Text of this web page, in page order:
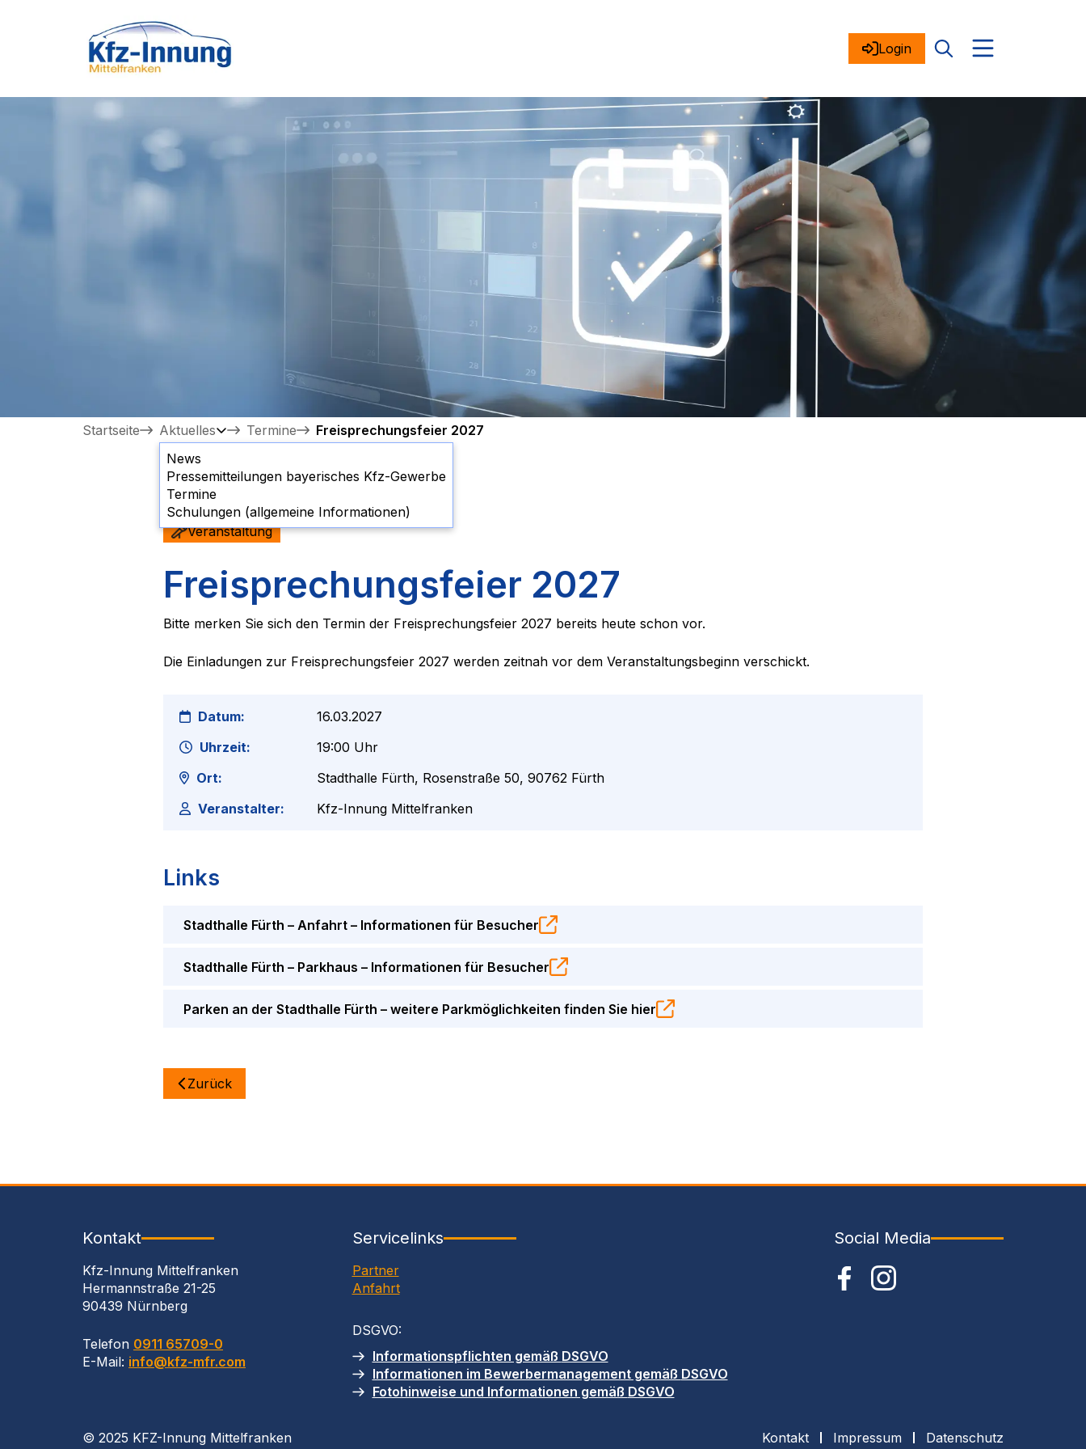
Login
Startseite
Aktuelles
News
Pressemitteilungen bayerisches Kfz-Gewerbe
Termine
Schulungen (allgemeine Informationen)
Termine Freisprechungsfeier 2027
Freisprechungsfeier 2027
Veranstaltung
Bitte merken Sie sich den Termin der Freisprechungsfeier 2027 bereits heute schon vor.
Die Einladungen zur Freisprechungsfeier 2027 werden zeitnah vor dem Veranstaltungsbeginn verschickt.
Datum:
16.03.2027
Uhrzeit:
19:00 Uhr
Ort:
Stadthalle Fürth, Rosenstraße 50, 90762 Fürth
Veranstalter:
Kfz-Innung Mittelfranken
Links
Stadthalle Fürth – Anfahrt – Informationen für Besucher
Stadthalle Fürth – Parkhaus – Informationen für Besucher
Parken an der Stadthalle Fürth – weitere Parkmöglichkeiten finden Sie hier
Zurück
Kontakt
Kfz-Innung Mittelfranken
Hermannstraße 21-25
90439 Nürnberg
Telefon 0911 65709-0
E-Mail: info@kfz-mfr.com
Servicelinks
Partner
Anfahrt
DSGVO:
Informationspflichten gemäß DSGVO
Informationen im Bewerbermanagement gemäß DSGVO
Fotohinweise und Informationen gemäß DSGVO
Social Media
© 2025 KFZ-Innung Mittelfranken Kontakt Impressum Datenschutz